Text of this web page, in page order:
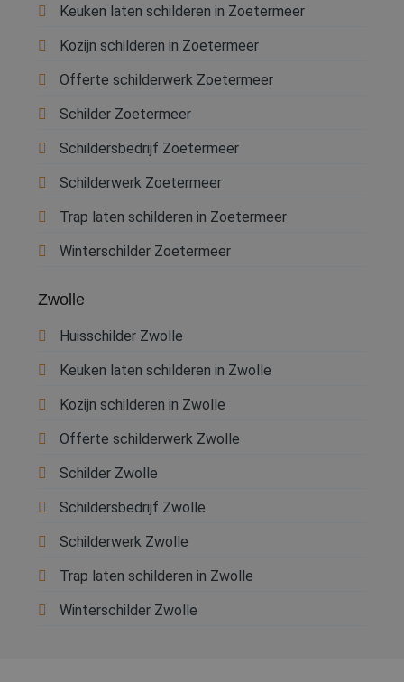
Keuken laten schilderen in Zoetermeer
Kozijn schilderen in Zoetermeer
Offerte schilderwerk Zoetermeer
Schilder Zoetermeer
Schildersbedrijf Zoetermeer
Schilderwerk Zoetermeer
Trap laten schilderen in Zoetermeer
Winterschilder Zoetermeer
Zwolle
Huisschilder Zwolle
Keuken laten schilderen in Zwolle
Kozijn schilderen in Zwolle
Offerte schilderwerk Zwolle
Schilder Zwolle
Schildersbedrijf Zwolle
Schilderwerk Zwolle
Trap laten schilderen in Zwolle
Winterschilder Zwolle